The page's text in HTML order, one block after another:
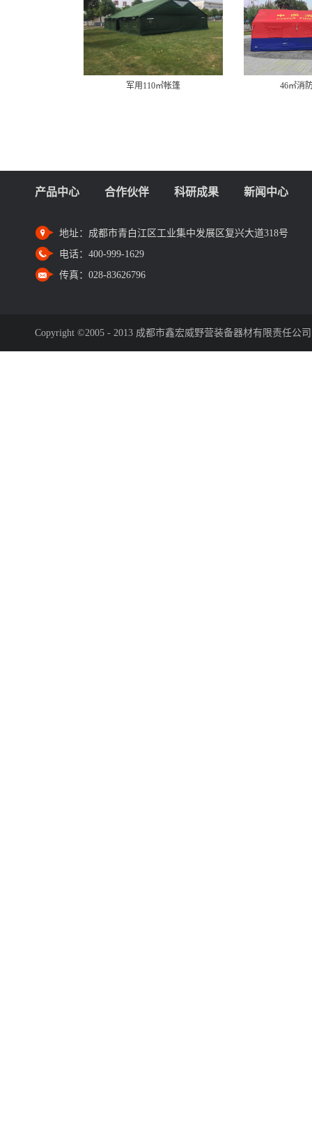
军用110㎡帐篷 46㎡消
产品中心 合作伙伴 科研成果 新闻中心
地址： 成都市青白江区工业集中发展区复兴大道318号
电话： 400-999-1629
传真： 028-83626796
Copyright ©2005 - 2013 成都市鑫宏威野营装备器材有限责任公司